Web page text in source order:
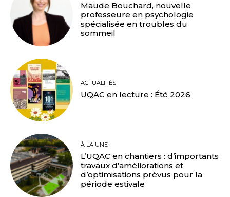
Maude Bouchard, nouvelle
professeure en psychologie
spécialisée en troubles du
sommeil
ACTUALITÉS
UQAC en lecture : Été 2026
À LA UNE
L’UQAC en chantiers : d’importants
travaux d’améliorations et
d’optimisations prévus pour la
période estivale